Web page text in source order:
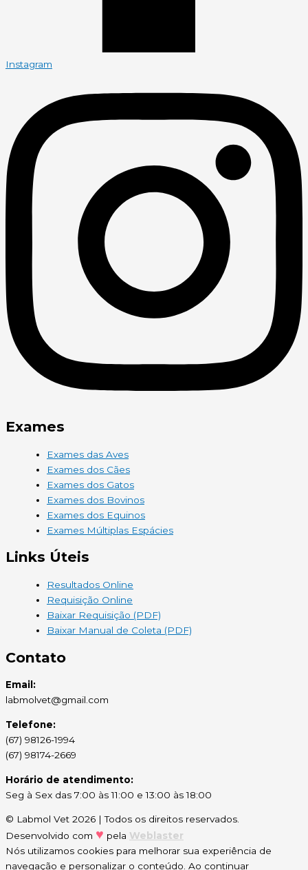
Instagram
Exames
Exames das Aves
Exames dos Cães
Exames dos Gatos
Exames dos Bovinos
Exames dos Equinos
Exames Múltiplas Espácies
Links Úteis
Resultados Online
Requisição Online
Baixar Requisição (PDF)
Baixar Manual de Coleta (PDF)
Contato
Email:
labmolvet@gmail.com
Telefone:
(67) 98126-1994
(67) 98174-2669
Horário de atendimento:
Seg à Sex das 7:00 às 11:00 e 13:00 às 18:00
© Labmol Vet 2026 | Todos os direitos reservados.
Desenvolvido com ♥ pela Weblaster
Nós utilizamos cookies para melhorar sua experiência de
navegação e personalizar o conteúdo. Ao continuar